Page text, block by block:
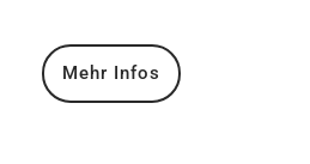
Mehr Infos